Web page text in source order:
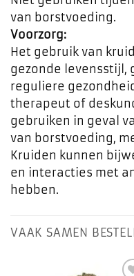
van borstvoeding.
Voorzorg:
Het gebruik van
gezonde levensstijl,
reguliere
therapeut of
gebruiken in geval
van borstvoeding,
Kruiden kunnen
en interacties met
hebben.
VAAK SAMEN